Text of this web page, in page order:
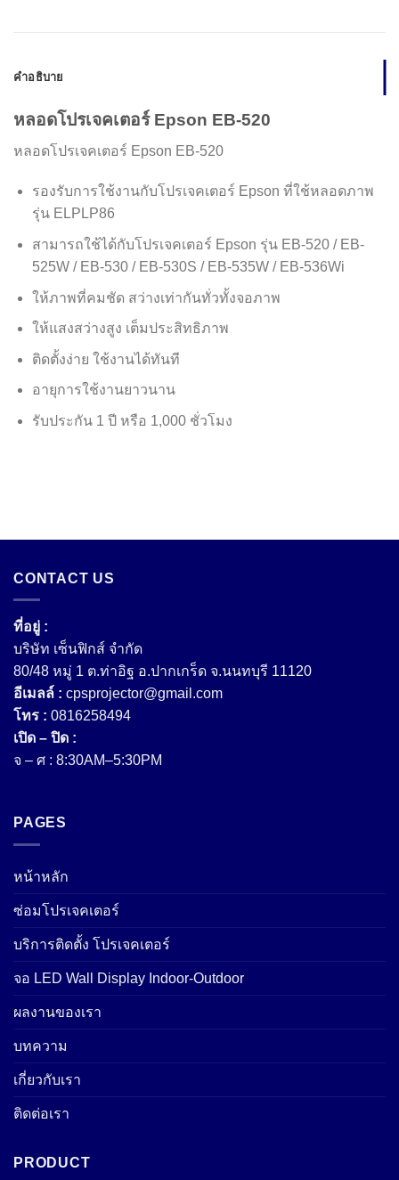
คำอธิบาย
หลอดโปรเจคเตอร์ Epson EB-520
หลอดโปรเจคเตอร์ Epson EB-520
รองรับการใช้งานกับโปรเจคเตอร์ Epson ที่ใช้หลอดภาพ
รุ่น ELPLP86
สามารถใช้ได้กับโปรเจคเตอร์ Epson รุ่น EB-520 / EB-
525W / EB-530 / EB-530S / EB-535W / EB-536Wi
ให้ภาพที่คมชัด สว่างเท่ากันทั่วทั้งจอภาพ
ให้แสงสว่างสูง เต็มประสิทธิภาพ
ติดตั้งง่าย ใช้งานได้ทันที
อายุการใช้งานยาวนาน
รับประกัน 1 ปี หรือ 1,000 ชั่วโมง
CONTACT US
ที่อยู่ :
บริษัท เซ็นฟิกส์ จํากัด
80/48 หมู่ 1 ต.ท่าอิฐ อ.ปากเกร็ด จ.นนทบุรี 11120
อีเมลล์ : cpsprojector@gmail.com
โทร : 0816258494
เปิด – ปิด :
จ – ศ : 8:30AM–5:30PM
PAGES
หน้าหลัก
ซ่อมโปรเจคเตอร์
บริการติดตั้ง โปรเจคเตอร์
จอ LED Wall Display Indoor-Outdoor
ผลงานของเรา
บทความ
เกี่ยวกับเรา
ติดต่อเรา
PRODUCT